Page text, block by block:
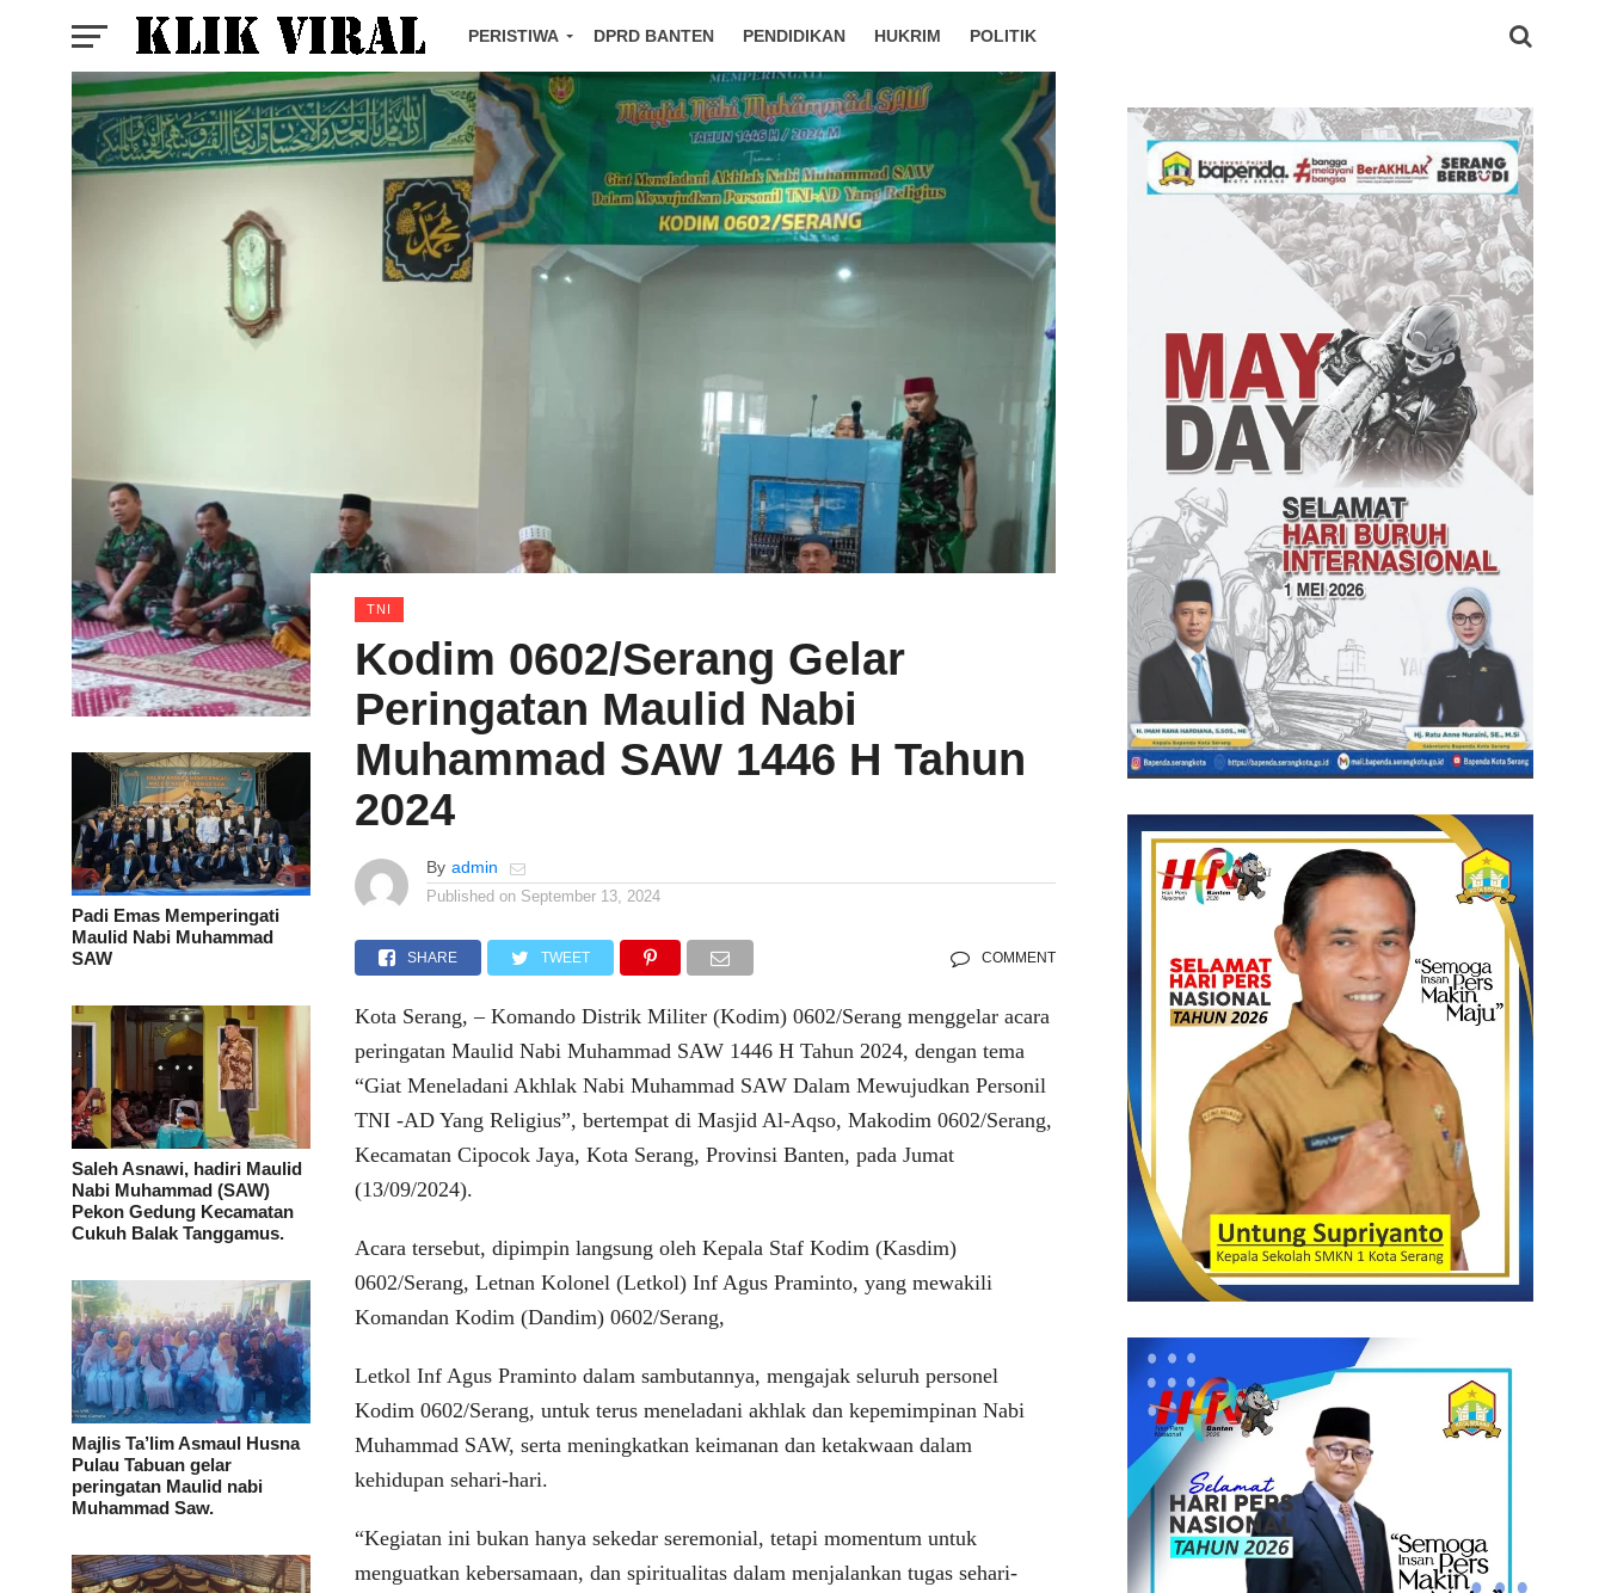
PERISTIWA DPRD BANTEN PENDIDIKAN HUKRIM POLITIK
Padi Emas Memperingati
Maulid Nabi Muhammad
SAW
Saleh Asnawi, hadiri Maulid
Nabi Muhammad (SAW)
Pekon Gedung Kecamatan
Cukuh Balak Tanggamus.
Majlis Ta’lim Asmaul Husna
Pulau Tabuan gelar
peringatan Maulid nabi
Muhammad Saw.
TNI
Kodim 0602/Serang Gelar
Peringatan Maulid Nabi
Muhammad SAW 1446 H Tahun
2024
By admin
Published on September 13, 2024
SHARE TWEET COMMENT
Kota Serang, – Komando Distrik Militer (Kodim) 0602/Serang menggelar acara
peringatan Maulid Nabi Muhammad SAW 1446 H Tahun 2024, dengan tema
“Giat Meneladani Akhlak Nabi Muhammad SAW Dalam Mewujudkan Personil
TNI -AD Yang Religius”, bertempat di Masjid Al-Aqso, Makodim 0602/Serang,
Kecamatan Cipocok Jaya, Kota Serang, Provinsi Banten, pada Jumat
(13/09/2024).
Acara tersebut, dipimpin langsung oleh Kepala Staf Kodim (Kasdim)
0602/Serang, Letnan Kolonel (Letkol) Inf Agus Praminto, yang mewakili
Komandan Kodim (Dandim) 0602/Serang,
Letkol Inf Agus Praminto dalam sambutannya, mengajak seluruh personel
Kodim 0602/Serang, untuk terus meneladani akhlak dan kepemimpinan Nabi
Muhammad SAW, serta meningkatkan keimanan dan ketakwaan dalam
kehidupan sehari-hari.
“Kegiatan ini bukan hanya sekedar seremonial, tetapi momentum untuk
menguatkan kebersamaan, dan spiritualitas dalam menjalankan tugas sehari-